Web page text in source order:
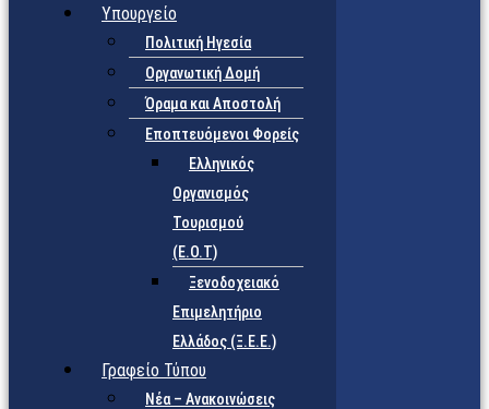
Υπουργείο
Πολιτική Ηγεσία
Οργανωτική Δομή
Όραμα και Αποστολή
Εποπτευόμενοι Φορείς
Eλληνικός
Οργανισμός
Τουρισμού
(Ε.Ο.Τ)
Ξενοδοχειακό
Επιμελητήριο
Ελλάδος (Ξ.Ε.Ε.)
Γραφείο Τύπου
Νέα – Ανακοινώσεις